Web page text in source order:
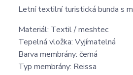
Letní textilní turistická bunda s
Materiál: Textil / meshtec
Tepelná vložka: Vyjímatelná
Barva membrány: černá
Typ membrány: Reissa